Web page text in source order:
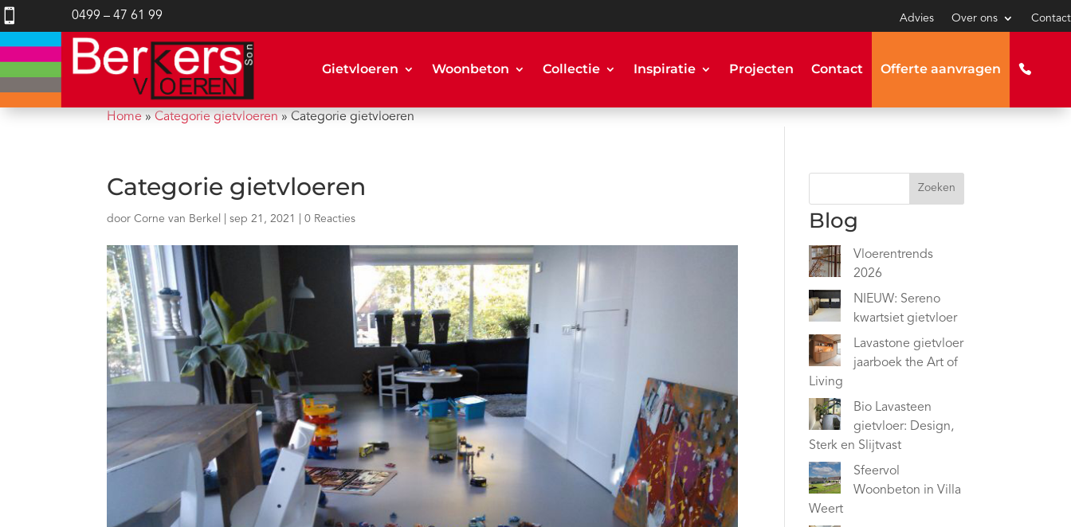
 0499 – 47 61 99 Advies Over ons Contact
Gietvloeren Woonbeton Collectie Inspiratie Projecten Contact Offerte aanvragen
Home »Categorie gietvloeren »Categorie gietvloeren
Categorie gietvloeren
doorCorne van Berkel |sep 21, 2021 |0 Reacties
Zoeken
Blog
Vloerentrends
2026
NIEUW: Sereno
kwartsiet gietvloer
Lavastone gietvloer
jaarboek the Art of
Living
Bio Lavasteen
gietvloer: Design,
Sterk en Slijtvast
Sfeervol
Woonbeton in Villa
Weert